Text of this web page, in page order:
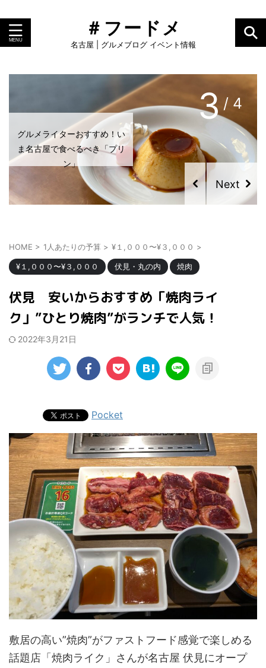
＃フードメ
名古屋 | グルメブログ イベント情報
2023年最新！名古屋のおす
すめクレープ特集
4 / 4
HOME > 1人あたりの予算 > ¥１,０００〜¥３,０００ >
¥１,０００〜¥３,０００ 伏見・丸の内 焼肉
伏見 安いからおすすめ「焼肉ライ
ク」”ひとり焼肉”がランチで人気！
2022年3月21日
Pocket
敷居の高い”焼肉”がファストフード感覚で楽しめる
話題店「焼肉ライク」さんが名古屋 伏見にオープ